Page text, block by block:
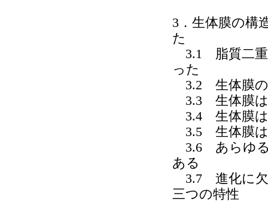
3．生体膜の構
た
3.1 脂質二重
った
3.2 生体膜の
3.3 生体膜は
3.4 生体膜は
3.5 生体膜は
3.6 あらゆる
ある
3.7 進化に欠
三つの特性